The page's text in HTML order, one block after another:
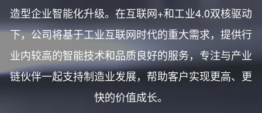
造型企业智能化升级。在互联网+和工业4.0双核驱动
下，公司将基于工业互联网时代的重大需求，提供行
业内较高的智能技术和品质良好的服务，专注与产业
链伙伴一起支持制造业发展，帮助客户实现更高、更
快的价值成长。